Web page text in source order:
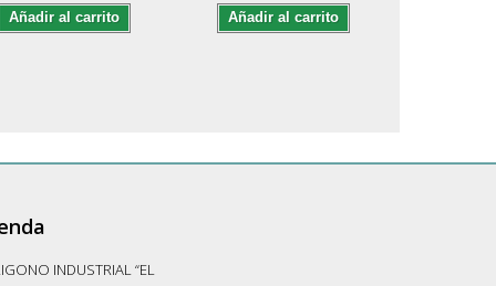
Añadir al carrito Añadir al carrito
INDUSTRIAL “EL